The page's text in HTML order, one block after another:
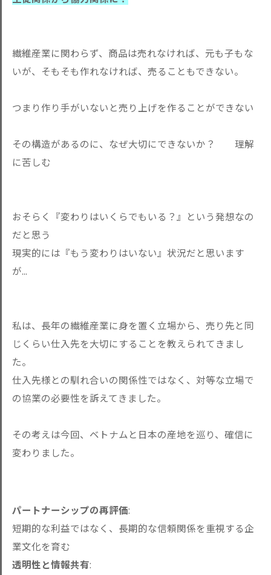
繊維産業に関わらず、商品は売れなければ、元も子もな
いが、そもそも作れなければ、売ることもできない。
つまり作り手がいないと売り上げを作ることができない
その構造があるのに、なぜ大切にできないか？ 理解
に苦しむ
おそらく『変わりはいくらでもいる？』という発想なの
だと思う
現実的には『もう変わりはいない』状況だと思います
が...
私は、長年の繊維産業に身を置く立場から、売り先と同
じくらい仕入先を大切にすることを教えられてきまし
た。
仕入先様との馴れ合いの関係性ではなく、対等な立場で
の協業の必要性を訴えてきました。
その考えは今回、ベトナムと日本の産地を巡り、確信に
変わりました。
パートナーシップの再評価:
短期的な利益ではなく、長期的な信頼関係を重視する企
業文化を育む
透明性と情報共有: